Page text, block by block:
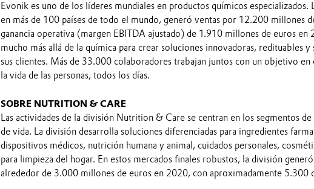
Evonik es uno de los líderes mundiales en productos químicos especializados.
en más de 100 países de todo el mundo, generó ventas por 12.200 millones
ganancia operativa (margen EBITDA ajustado) de 1.910 millones de euros en
mucho más allá de la química para crear soluciones innovadoras, redituables y
sus clientes. Más de 33.000 colaboradores trabajan juntos con un objetivo
la vida de las personas, todos los días.
SOBRE NUTRITION & CARE
Las actividades de la división Nutrition & Care se centran en los segmentos de
de vida. La división desarrolla soluciones diferenciadas para ingredientes
dispositivos médicos, nutrición humana y animal, cuidados personales,
para limpieza del hogar. En estos mercados finales robustos, la división
alrededor de 3.000 millones de euros en 2020, con aproximadamente 5.300